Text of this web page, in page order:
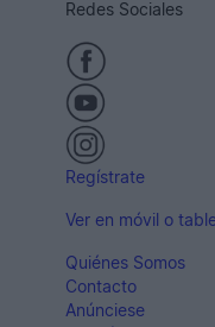
Redes Sociales
Regístrate
Ver en móvil o
Quiénes Somos
Contacto
Anúnciese